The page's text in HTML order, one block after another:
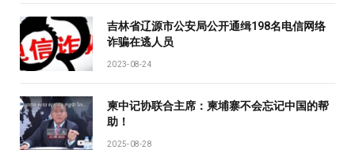
吉林省辽源市公安局公开通缉198名电信网络
诈骗在逃人员
2023-08-24
柬中记协联合主席：柬埔寨不会忘记中国的帮
助！
2025-08-28